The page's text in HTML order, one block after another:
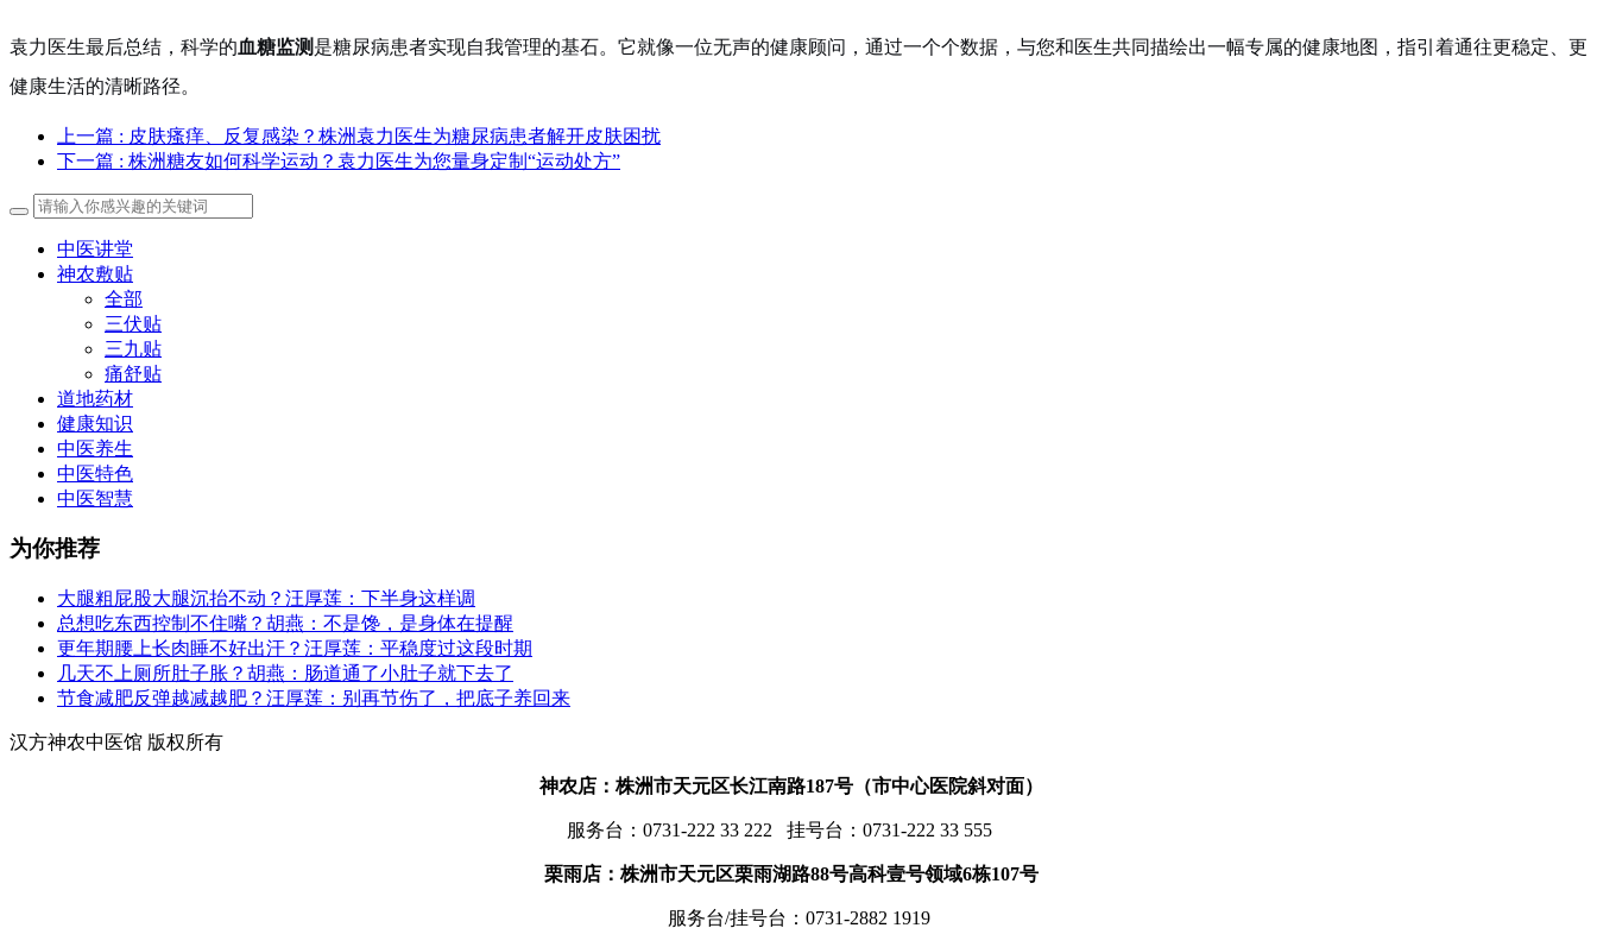
袁力医生最后总结，科学的血糖监测 是糖尿病患者实现自我管理的基石。它就像一位无声的健康顾问，通过一个个数据，与您和医生共同描绘出一幅专属的健康地图，指引着通往更稳定、更
健康生活的清晰路径。
上一篇 : 皮肤瘙痒、反复感染？株洲袁力医生为糖尿病患者解开皮肤困扰
下一篇 : 株洲糖友如何科学运动？袁力医生为您量身定制“运动处方”
中医讲堂
神农敷贴
全部
三伏贴
三九贴
痛舒贴
道地药材
健康知识
中医养生
中医特色
中医智慧
为你推荐
大腿粗屁股大腿沉抬不动？汪厚莲：下半身这样调
总想吃东西控制不住嘴？胡燕：不是馋，是身体在提醒
更年期腰上长肉睡不好出汗？汪厚莲：平稳度过这段时期
几天不上厕所肚子胀？胡燕：肠道通了小肚子就下去了
节食减肥反弹越减越肥？汪厚莲：别再节伤了，把底子养回来
汉方神农中医馆 版权所有
神农店：株洲市天元区长江南路187号（市中心医院斜对面）
服务台： 0731-222 33 222 挂号台：0731-222 33 555
栗雨店：株洲市天元区栗雨湖路88号高科壹号领域6栋107号
服务台/挂号台： 0731-2882 1919